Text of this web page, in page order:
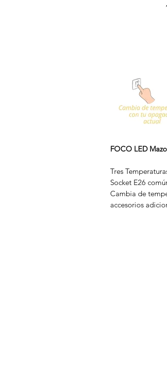
FOCO LED
Tres
Socket E26
Cambia de
accesorios